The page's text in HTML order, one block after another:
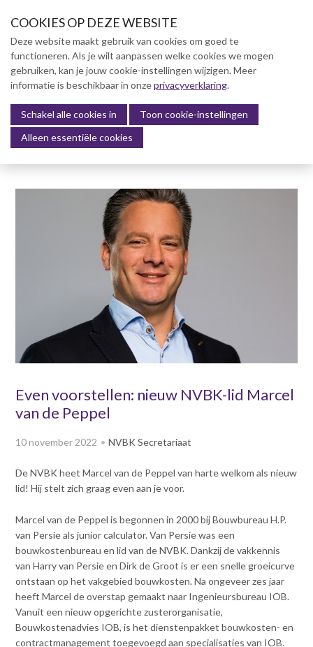
o
J
m
p
o
m
a
i
n
c
o
n
Menu
Even voorstellen: nieuw NVBK-lid Marcel
van de Peppel
10 november 2022 NVBK Secretariaat
De NVBK heet Marcel van de Peppel van harte welkom als nieuw
lid! Hij stelt zich graag even aan je voor.
Marcel van de Peppel is begonnen in 2000 bij Bouwbureau H.P.
van Persie als junior calculator. Van Persie was een
bouwkostenbureau en lid van de NVBK. Dankzij de vakkennis
van Harry van Persie en Dirk de Groot is er een snelle groeicurve
ontstaan op het vakgebied bouwkosten. Na ongeveer zes jaar
heeft Marcel de overstap gemaakt naar Ingenieursbureau IOB.
Vanuit een nieuw opgerichte zusterorganisatie,
Bouwkostenadvies IOB, is het dienstenpakket bouwkosten- en
contractmanagement toegevoegd aan specialisaties van IOB.
Over NVBK
NVBK Leden
Lidmaatschap
Kennisbank
Dag van de Bouwkosten 2025
Magazine
Kostenmanagement Bouw &
Infra (KM)
ABK-model 2023
Boek Levensduurkosten –
Slim investeren, lang
profiteren
Dag van de
Bouwkostendeskundige 2024
Dag van de
november 2023
Publicatiereeks
Nieuwsbrieven
Artikelen
Verenigingsdocumenten
Columns Bernd Karstenberg
Opleiding & Carrière
Partners
Actualiteit
Contact
COOKIES OP DEZE WEBSITE
Deze website maakt gebruik van cookies om goed te
functioneren. Als je wilt aanpassen welke cookies we mogen
gebruiken, kan je jouw cookie-instellingen wijzigen. Meer
informatie is beschikbaar in onzeprivacyverklaring.
Schakel alle cookies in
Toon cookie-instellingen
Alleen essentiële cookies